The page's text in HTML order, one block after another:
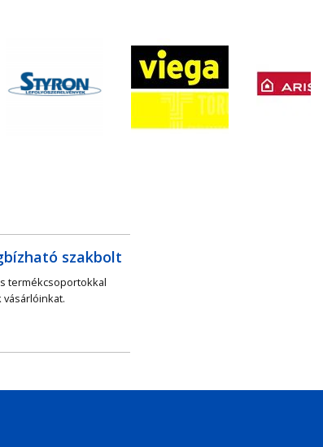
szakbolt
termékcsoportokkal
vásárlóinkat.